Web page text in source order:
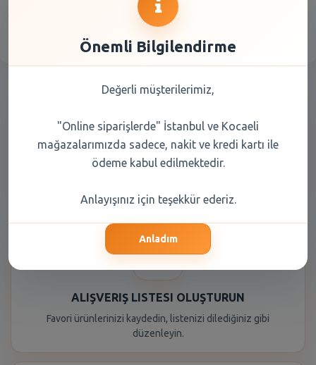
KOLAY ÖDEME SEÇENEKLERI
ALIŞVERIŞ LISTESI OLUŞTURUN
Favori ürünlerinizi kaydedin, listenizi dilediğiniz gibi
düzenleyin.
Önemli Bilgilendirme
Değerli müşterilerimiz,
"Online siparişlerde" İstanbul ve Kocaeli
mağazalarımızda sadece, nakit ve kredi kartı ile
ödeme kabul edilmektedir.
Anlayışınız için teşekkür ederiz.
Anladım